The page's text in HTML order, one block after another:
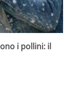
i pollini: il